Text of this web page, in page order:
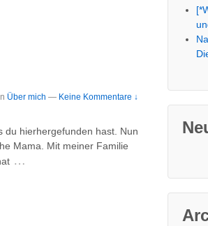
Über mich — Keine Kommentare ↓
du hierhergefunden hast. Nun
Mama. Mit meiner Familie
…